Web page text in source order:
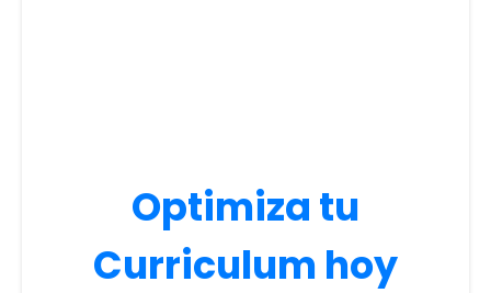
Optimiza tu
Curriculum hoy